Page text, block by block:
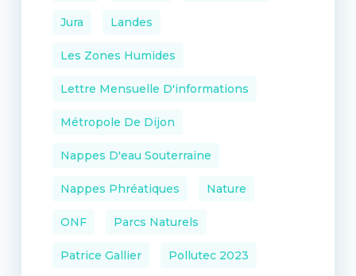
Jura Landes
Les Zones Humides
Lettre Mensuelle D'informations
Métropole De Dijon
Nappes D'eau Souterraine
Nappes Phréatiques Nature
ONF Parcs Naturels
Patrice Gallier Pollutec 2023